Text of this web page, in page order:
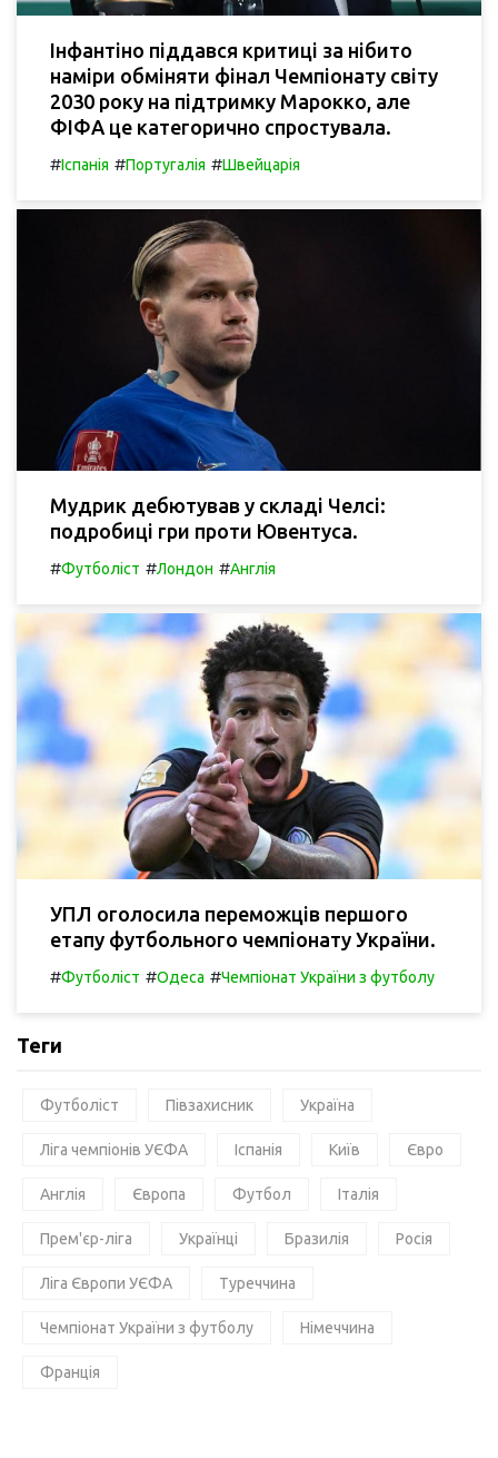
Інфантіно піддався критиці за нібито
наміри обміняти фінал Чемпіонату світу
2030 року на підтримку Марокко, але
ФІФА це категорично спростувала.
#Іспанія #Португалія #Швейцарія
Мудрик дебютував у складі Челсі:
подробиці гри проти Ювентуса.
#Футболіст #Лондон #Англія
УПЛ оголосила переможців першого
етапу футбольного чемпіонату України.
#Футболіст #Одеса #Чемпіонат України з футболу
Теги
Футболіст Півзахисник Україна
Ліга чемпіонів УЄФА Іспанія Київ Євро
Англія Європа Футбол Італія
Прем'єр-ліга Українці Бразилія Росія
Ліга Європи УЄФА Туреччина
Чемпіонат України з футболу Німеччина
Франція